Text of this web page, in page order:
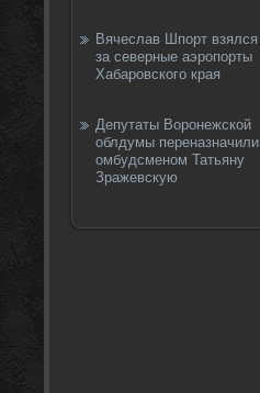
Вячеслав Шпорт взялся
за северные аэропорты
Хабаровского края
Депутаты Воронежской
облдумы переназначили
омбудсменом Татьяну
Зражевскую